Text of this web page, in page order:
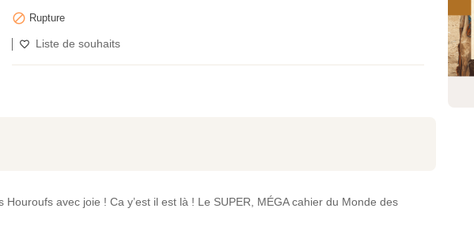
 Rupture
Liste de souhaits
avec joie ! Ca y’est il est là ! Le SUPER, MÉGA cahier du Monde des